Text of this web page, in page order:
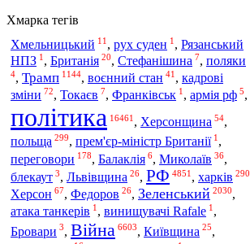
Хмарка тегів
Хмельницький 11 , рух суден 1 , Рязанський
НПЗ 1 , Британія 20, Стефанішина 7, поляки
4, Трамп 1144, воєнний стан 41 , кадрові
зміни 72, Токаєв 7, Франківськ 1 , армія рф 5,
політика 16461 , Херсонщина 54,
польща 299, прем'єр-міністр Британії 1 ,
переговори 178, Балаклія 6, Миколаїв 36,
блекаут 3, Львівщина 26, РФ 4851 , харків 290
Херсон 67, Федоров 26, Зеленський 2030,
атака танкерів 1 , винищувачі Rafale 1 ,
Бровари 3, Війна 6603, Київщина 25,